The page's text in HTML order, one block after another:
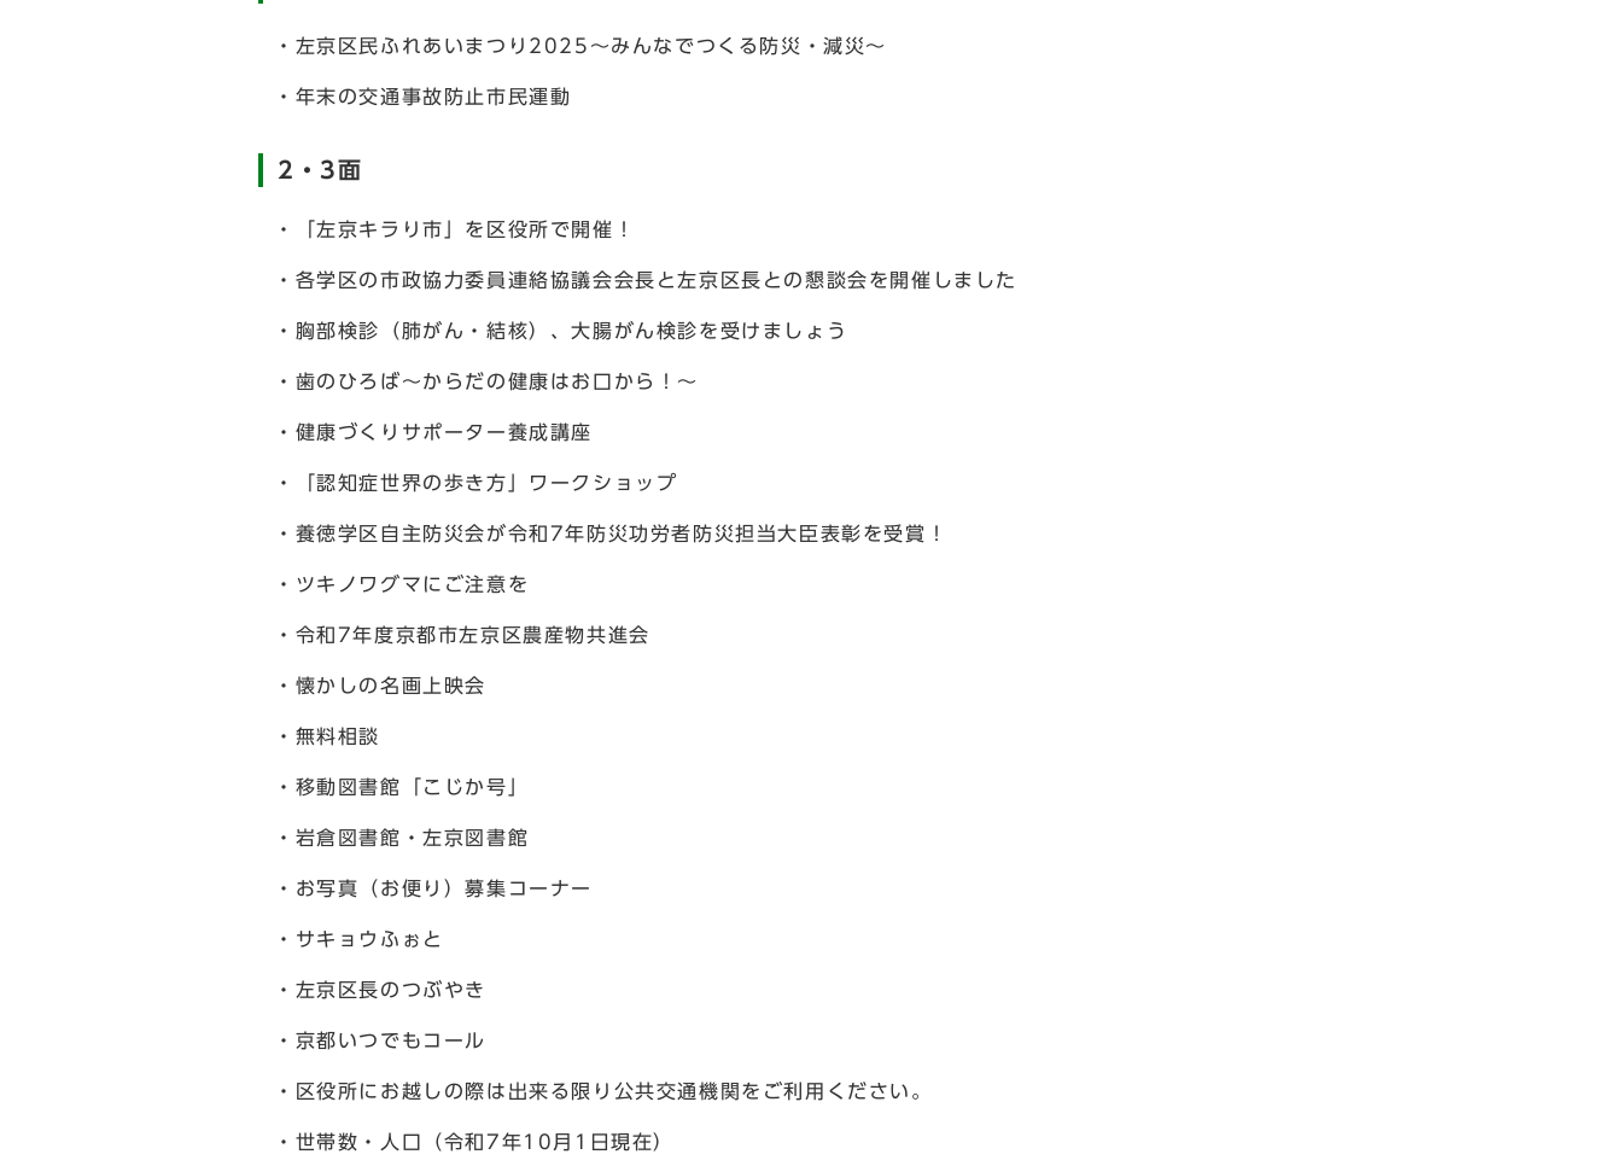
・左京区民ふれあいまつり2025～みんなでつくる防災・減災～
・年末の交通事故防止市民運動
2・3面
・「左京キラり市」を区役所で開催！
・各学区の市政協力委員連絡協議会会長と左京区長との懇談会を開催しました
・胸部検診（肺がん・結核）、大腸がん検診を受けましょう
・歯のひろば～からだの健康はお口から！～
・健康づくりサポーター養成講座
・「認知症世界の歩き方」ワークショップ
・養徳学区自主防災会が令和7年防災功労者防災担当大臣表彰を受賞！
・ツキノワグマにご注意を
・令和7年度京都市左京区農産物共進会
・懐かしの名画上映会
・無料相談
・移動図書館「こじか号」
・岩倉図書館・左京図書館
・お写真（お便り）募集コーナー
・サキョウふぉと
・左京区長のつぶやき
・京都いつでもコール
・区役所にお越しの際は出来る限り公共交通機関をご利用ください。
・世帯数・人口（令和7年10月1日現在）